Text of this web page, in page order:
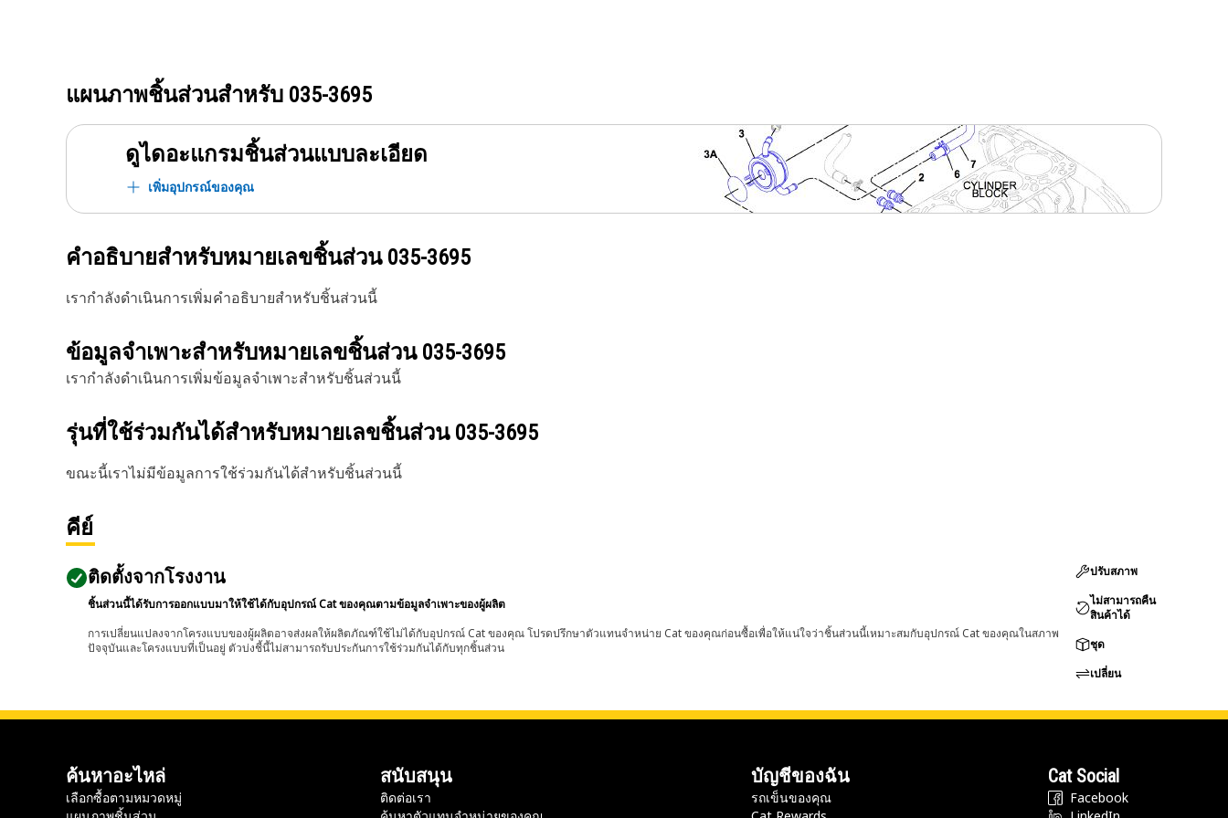
แผนภาพชิ้นส่วนสำหรับ 035-3695
ดูไดอะแกรมชิ้นส่วนแบบละเอียด
เพิ่มอุปกรณ์ของคุณ
คำอธิบายสำหรับหมายเลขชิ้นส่วน 035-3695
เรากำลังดำเนินการเพิ่มคำอธิบายสำหรับชิ้นส่วนนี้
ข้อมูลจำเพาะสำหรับหมายเลขชิ้นส่วน 035-3695
เรากำลังดำเนินการเพิ่มข้อมูลจำเพาะสำหรับชิ้นส่วนนี้
รุ่นที่ใช้ร่วมกันได้สำหรับหมายเลขชิ้นส่วน 035-3695
ขณะนี้เราไม่มีข้อมูลการใช้ร่วมกันได้สำหรับชิ้นส่วนนี้
คีย์
ติดตั้งจากโรงงาน
ชิ้นส่วนนี้ได้รับการออกแบบมาให้ใช้ได้กับอุปกรณ์ Cat ของคุณตามข้อมูลจำเพาะของผู้ผลิต
การเปลี่ยนแปลงจากโครงแบบของผู้ผลิตอาจส่งผลให้ผลิตภัณฑ์ใช้ไม่ได้กับอุปกรณ์ Cat ของคุณ โปรดปรึกษาตัวแทนจำหน่าย Cat ของคุณก่อนซื้อเพื่อให้แน่ใจว่าชิ้นส่วนนี้เหมาะสมกับอุปกรณ์ Cat ของคุณในสภาพ
ปัจจุบันและโครงแบบที่เป็นอยู่ ตัวบ่งชี้นี้ไม่สามารถรับประกันการใช้ร่วมกันได้กับทุกชิ้นส่วน
ปรับสภาพ
ไม่สามารถคืน
สินค้าได้
ชุด
เปลี่ยน
ค้นหาอะไหล่
เลือกซื้อตามหมวดหมู่
สนับสนุน
ติดต่อเรา
บัญชีของฉัน
รถเข็นของคุณ
Cat Social
Facebook